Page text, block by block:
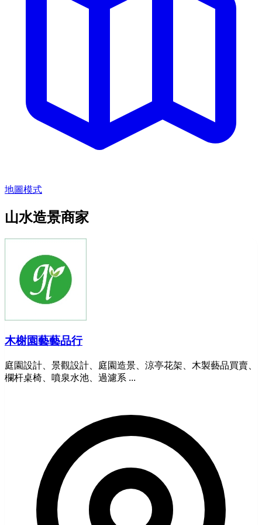
地圖模式
山水造景商家
木榭園藝藝品行
庭園設計、景觀設計、庭園造景、涼亭花架、木製藝品買賣、
欄杆桌椅、噴泉水池、過濾系 ...